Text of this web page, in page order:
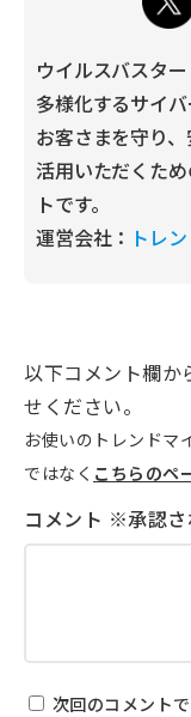
ウイルスバスタ
多様化するサイ
お客さまを守り
活用いただくた
トです。
運営会社： トレ
以下コメント欄か
せください。
お使いのトレンドマ
ではなく こちらのペ
次回のコメント